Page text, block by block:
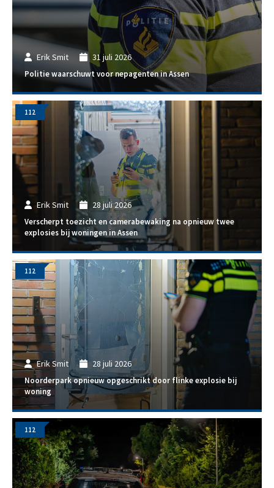
Erik Smit 31 juli 2026
Politie waarschuwt voor nepagenten in Assen
Erik Smit 28 juli 2026
Verscherpt toezicht en camerabewaking na opnieuw twee
explosies bij woningen in Assen
112
Erik Smit 28 juli 2026
Noorderpark opnieuw opgeschrikt door flinke explosie bij
woning
112
112